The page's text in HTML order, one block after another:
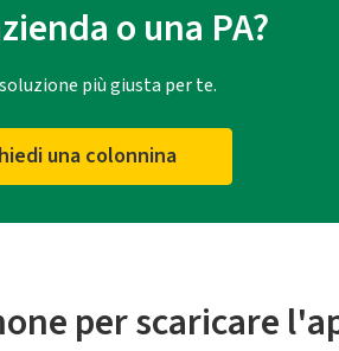
o una PA?
più giusta per te.
una colonnina
per scaricare